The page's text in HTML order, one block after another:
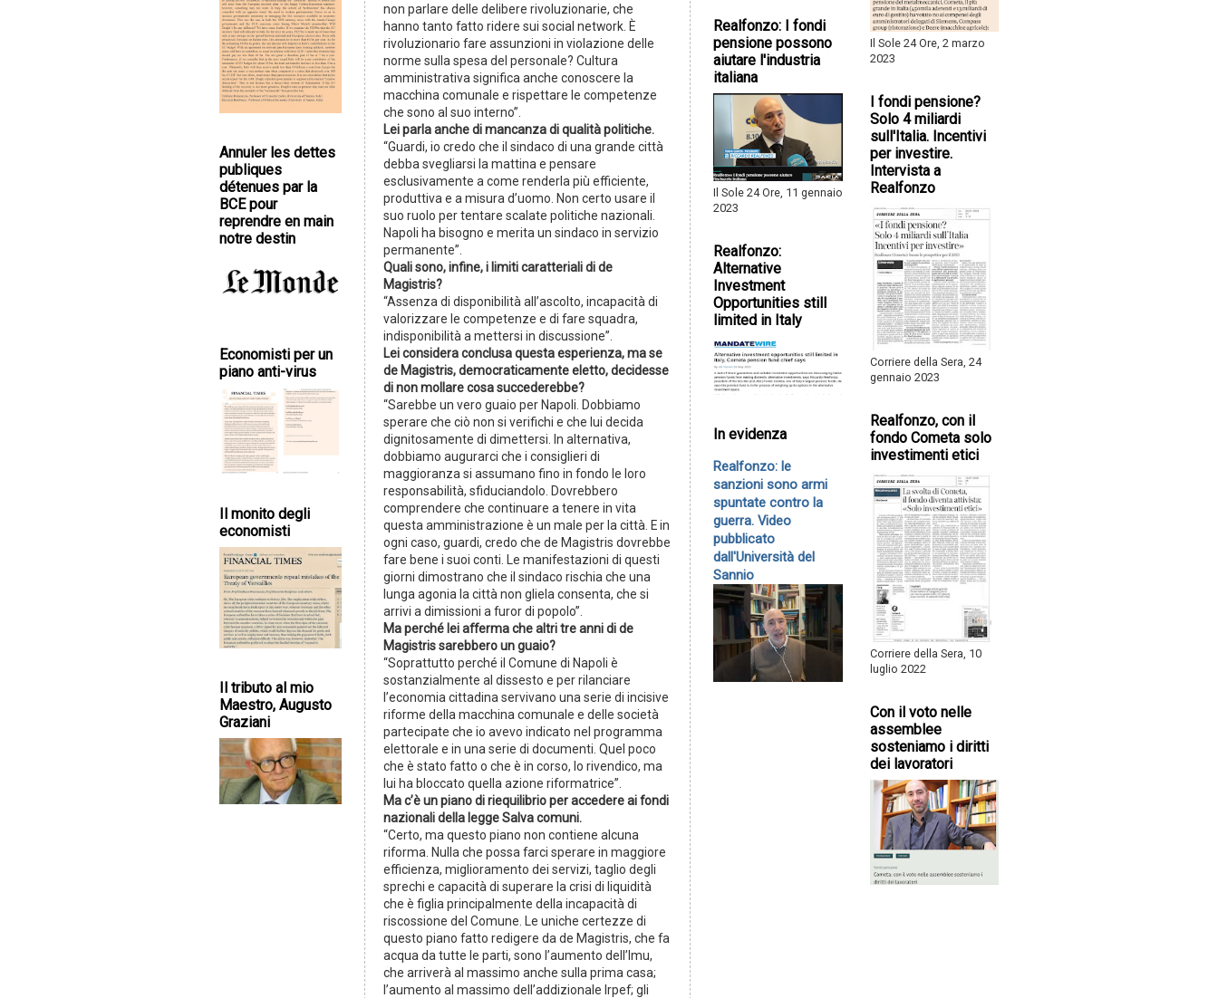
non parlare delle delibere rivoluzionarie, che
hanno tanto fatto ridere sui social network. È
rivoluzionario fare assunzioni in violazione delle
norme sulla spesa del personale? Cultura
amministrativa significa anche conoscere la
macchina comunale e rispettare le competenze
che sono al suo interno”.
Lei parla anche di mancanza di qualità politiche.
“Guardi, io credo che il sindaco di una grande città
debba svegliarsi la mattina e pensare
esclusivamente a come renderla più efficiente,
produttiva e a misura d’uomo. Non certo usare il
suo ruolo per tentare scalate politiche nazionali.
Napoli ha bisogno e merita un sindaco in servizio
permanente”.
Quali sono, infine, i limiti caratteriali di de
Magistris?
“Assenza di disponibilità all’ascolto, incapacità di
valorizzare le competenze e di fare squadra,
indisponibilità a mettersi in discussione”.
Lei considera conclusa questa esperienza, ma se
de Magistris, democraticamente eletto, decidesse
di non mollare cosa succederebbe?
“Sarebbe un vero guaio per Napoli. Dobbiamo
sperare che ciò non si verifichi e che lui decida
dignitosamente di dimettersi. In alternativa,
dobbiamo augurarci che i consiglieri di
maggioranza si assumano fino in fondo le loro
responsabilità, sfiduciandolo. Dovrebbero
comprendere che continuare a tenere in vita
questa amministrazione è un male per la città. E in
ogni caso, guardi, credo che de Magistris dovrebbe
fare bene i suoi conti. Le manifestazioni di questi
giorni dimostrano che il sindaco rischia che una
lunga agonia la città non gliela consenta, che si
arrivi a dimissioni a furor di popolo”.
Ma perché lei afferma che altri tre anni di de
Magistris sarebbero un guaio?
“Soprattutto perché il Comune di Napoli è
sostanzialmente al dissesto e per rilanciare
l’economia cittadina servivano una serie di incisive
riforme della macchina comunale e delle società
partecipate che io avevo indicato nel programma
elettorale e in una serie di documenti. Quel poco
che è stato fatto o che è in corso, lo rivendico, ma
lui ha bloccato quella azione riformatrice”.
Ma c’è un piano di riequilibrio per accedere ai fondi
nazionali della legge Salva comuni.
“Certo, ma questo piano non contiene alcuna
riforma. Nulla che possa farci sperare in maggiore
efficienza, miglioramento dei servizi, taglio degli
sprechi e capacità di superare la crisi di liquidità
che è figlia principalmente della incapacità di
riscossione del Comune. Le uniche certezze di
questo piano fatto redigere da de Magistris, che fa
acqua da tutte le parti, sono l’aumento dell’Imu,
che arriverà al massimo anche sulla prima casa;
l’aumento al massimo dell’addizionale Irpef; gli
Annuler les dettes
publiques
détenues par la
BCE pour
reprendre en main
notre destin
Economisti per un
piano anti-virus
Il monito degli
economisti
Il tributo al mio
Maestro, Augusto
Graziani
Realfonzo: I fondi
pensione possono
aiutare l'industria
italiana
Il Sole 24 Ore, 11 gennaio
2023
Realfonzo:
Alternative
Investment
Opportunities still
limited in Italy
In evidenza
Realfonzo: le
sanzioni sono armi
spuntate contro la
guerra. Video
pubblicato
dall'Università del
Sannio
Il Sole 24 Ore, 2 marzo
2023
I fondi pensione?
Solo 4 miliardi
sull'Italia. Incentivi
per investire.
Intervista a
Realfonzo
Corriere della Sera, 24
gennaio 2023
Realfonzo, con il
fondo Cometa solo
investimenti etici
Corriere della Sera, 10
luglio 2022
Con il voto nelle
assemblee
sosteniamo i diritti
dei lavoratori